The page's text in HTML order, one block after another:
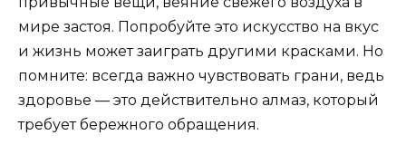
мире застоя. Попробуйте это искусство на вкус
и жизнь может заиграть другими красками. Но
помните: всегда важно чувствовать грани, ведь
здоровье — это действительно алмаз, который
требует бережного обращения.